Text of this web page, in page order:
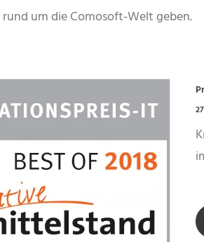
rund um die Comosoft-Welt geben.